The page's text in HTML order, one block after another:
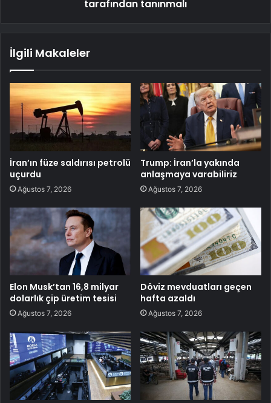
tarafından tanınmalı
İlgili Makaleler
İran’ın füze saldırısı petrolü
uçurdu
Ağustos 7, 2026
Trump: İran’la yakında
anlaşmaya varabiliriz
Ağustos 7, 2026
Elon Musk’tan 16,8 milyar
dolarlık çip üretim tesisi
Ağustos 7, 2026
Döviz mevduatları geçen
hafta azaldı
Ağustos 7, 2026